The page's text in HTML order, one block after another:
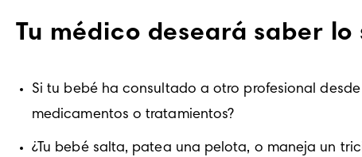
Tu médico deseará saber lo
Si tu bebé ha consultado a otro profesional
medicamentos o tratamientos?
¿Tu bebé salta, patea una pelota, o maneja un